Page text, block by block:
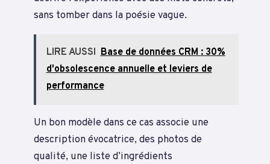
sans tomber dans la poésie vague.
LIRE AUSSI Base de données CRM : 30%
d'obsolescence annuelle et leviers de
performance
Un bon modèle dans ce cas associe une
description évocatrice, des photos de
qualité, une liste d’ingrédients